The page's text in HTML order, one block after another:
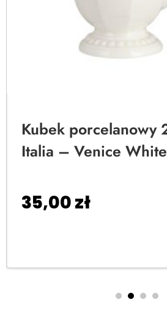
Kubek porcelanowy
Italia – Venice White
35,00zł